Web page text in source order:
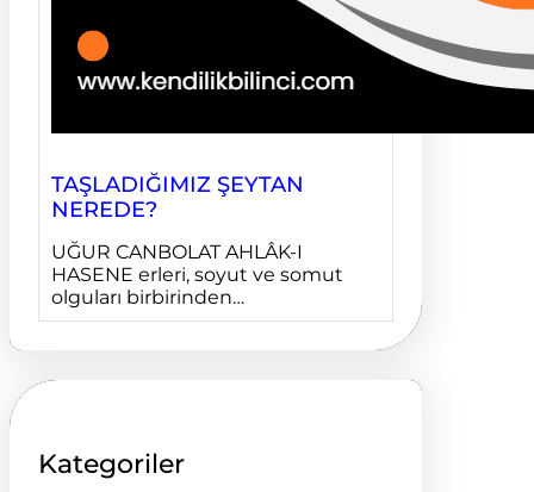
TAŞLADIĞIMIZ ŞEYTAN
NEREDE?
UĞUR CANBOLAT AHLÂK-I
HASENE erleri, soyut ve somut
olguları birbirinden…
Kategoriler